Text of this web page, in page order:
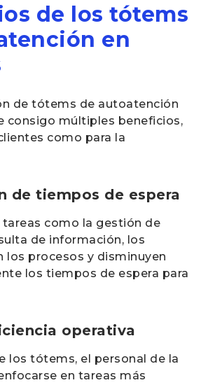
de los tótems
en
de tótems de autoatención
consigo múltiples beneficios,
como para la
de tiempos de espera
como la gestión de
de información, los
los procesos y disminuyen
los tiempos de espera para
operativa
los tótems, el personal de la
en tareas más